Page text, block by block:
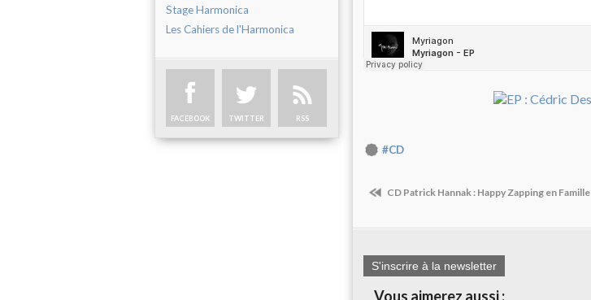
Stage Harmonica
Les Cahiers de l'Harmonica
FACEBOOK TWITTER RSS
#CD
CD Patrick Hannak : Happy Zapping en Famille
S'inscrire à la newsletter
Vous aimerez aussi :